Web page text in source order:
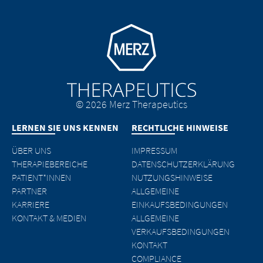
Go to homepage
© 2026 Merz Therapeutics
LERNEN SIE UNS KENNEN
ÜBER UNS
THERAPIEBEREICHE
PATIENT*INNEN
PARTNER
KARRIERE
KONTAKT & MEDIEN
RECHTLICHE HINWEISE
IMPRESSUM
DATENSCHUTZERKLÄRUNG
NUTZUNGSHINWEISE
ALLGEMEINE
EINKAUFSBEDINGUNGEN
ALLGEMEINE
VERKAUFSBEDINGUNGEN
KONTAKT
COMPLIANCE